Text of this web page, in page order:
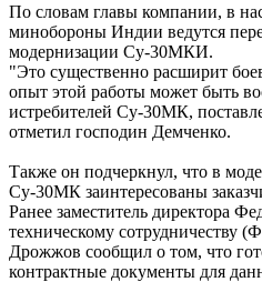
По словам главы компании, в
минобороны Индии ведутся
модернизации Су-30МКИ.
"Это существенно расширит
опыт этой работы может быть
истребителей Су-30МК,
отметил господин Демченко.
Также он подчеркнул, что в
Су-30МК заинтересованы
Ранее заместитель директора
техническому
Дрожжов сообщил о том, что
контрактные документы для